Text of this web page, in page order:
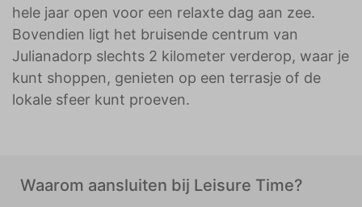
hele jaar open voor een relaxte dag aan zee.
Bovendien ligt het bruisende centrum van
Julianadorp slechts 2 kilometer verderop, waar je
kunt shoppen, genieten op een terrasje of de
lokale sfeer kunt proeven.
Waarom aansluiten bij Leisure Time?